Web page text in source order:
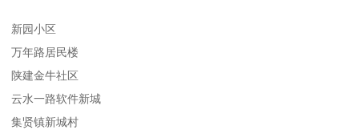
新园小区
万年路居民楼
陕建金牛社区
云水一路软件新城
集贤镇新城村